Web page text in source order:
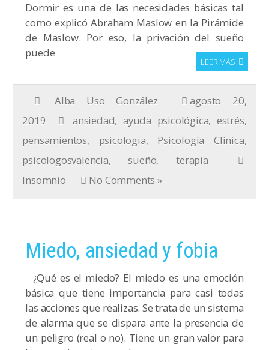
Dormir es una de las necesidades básicas tal
como explicó Abraham Maslow en la Pirámide
de Maslow. Por eso, la privación del sueño
puede
LEER MÁS
Alba Uso González
agosto 20,
2019
ansiedad, ayuda psicológica, estrés,
pensamientos, psicologia, Psicología Clínica,
psicologosvalencia,sueño,terapia
Insomnio
No Comments »
Miedo, ansiedad y fobia
¿Qué es el miedo? El miedo es una emoción
básica que tiene importancia para casi todas
las acciones que realizas. Se trata de un sistema
de alarma que se dispara ante la presencia de
un peligro (real o no). Tiene un gran valor para